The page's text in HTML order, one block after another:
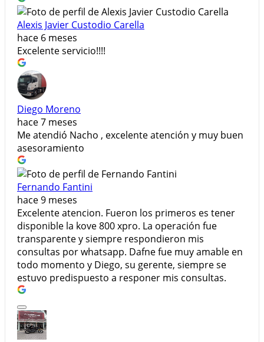
Alexis Javier Custodio Carella
hace 6 meses
Excelente servicio!!!!
Diego Moreno
hace 7 meses
Me atendió Nacho , excelente atención y muy buen
asesoramiento
Fernando Fantini
hace 9 meses
Excelente atencion. Fueron los primeros es tener
disponible la kove 800 xpro. La operación fue
transparente y siempre respondieron mis
consultas por whatsapp. Dafne fue muy amable en
todo momento y Diego, su gerente, siempre se
estuvo predispuesto a responer mis consultas.